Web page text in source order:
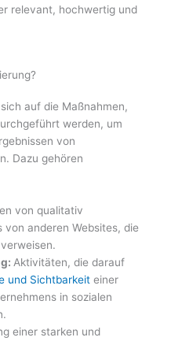
relevant, hochwertig und
auf die Maßnahmen,
werden, um
von
Dazu gehören
von qualitativ
anderen Websites, die
Aktivitäten, die darauf
und Sichtbarkeit einer
in sozialen
einer starken und